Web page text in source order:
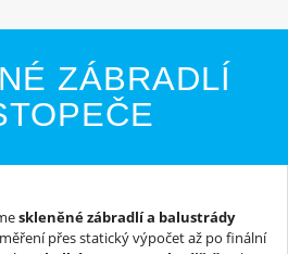
ZÁBRADLÍ
skleněné zábradlí a balustrády
přes statický výpočet až po finální